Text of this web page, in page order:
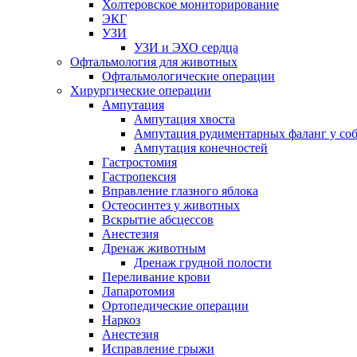
Холтеровское мониторирование
ЭКГ
УЗИ
УЗИ и ЭХО сердца
Офтальмология для животных
Офтальмологические операции
Хирургические операции
Ампутация
Ампутация хвоста
Ампутация рудиментарных фаланг у
Ампутация конечностей
Гастростомия
Гастропексия
Вправление глазного яблока
Остеосинтез у животных
Вскрытие абсцессов
Анестезия
Дренаж животным
Дренаж грудной полости
Переливание крови
Лапаротомия
Ортопедические операции
Наркоз
Анестезия
Исправление грыжи